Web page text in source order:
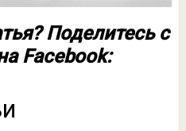
Поделитесь с
Facebook: